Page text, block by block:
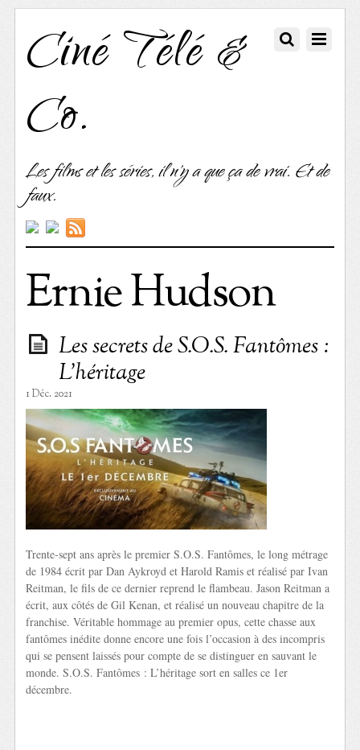
Ciné Télé &
Co.
Les films et les séries, il n'y a que ça de vrai. Et de
faux.
Ernie Hudson
Les secrets de S.O.S. Fantômes :
L’héritage
1 Déc. 2021
Trente-sept ans après le premier S.O.S. Fantômes, le long métrage
de 1984 écrit par Dan Aykroyd et Harold Ramis et réalisé par Ivan
Reitman, le fils de ce dernier reprend le flambeau. Jason Reitman a
écrit, aux côtés de Gil Kenan, et réalisé un nouveau chapitre de la
franchise. Véritable hommage au premier opus, cette chasse aux
fantômes inédite donne encore une fois l’occasion à des incompris
qui se pensent laissés pour compte de se distinguer en sauvant le
monde. S.O.S. Fantômes : L’héritage sort en salles ce 1er
décembre.